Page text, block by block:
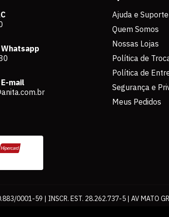
mail
Ajuda e Suporte
Quem Somos
Nossas Lojas
Política de
Política de
Segurança e
Meus Pedidos
0001-59 | INSCR. EST. 28.262.737-5 | AV MATO